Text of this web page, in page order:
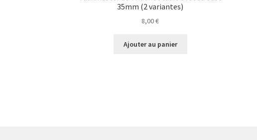
35mm (2 variantes)
8,00€
Ajouter au panier